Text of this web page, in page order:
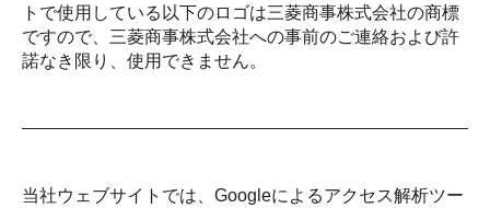
トで使用している以下のロゴは三菱商事株式会社の商標
ですので、三菱商事株式会社への事前のご連絡および許
諾なき限り、使用できません。
当社ウェブサイトでは、Googleによるアクセス解析ツー